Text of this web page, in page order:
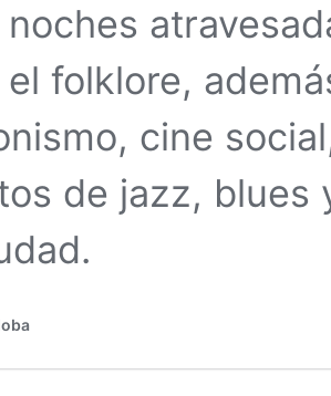
noches
folklore,
cine
de jazz, blues